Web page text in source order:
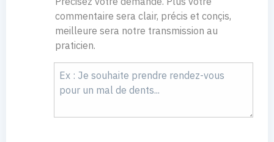
commentaire sera clair, précis et conçis,
meilleure sera notre transmission au
praticien.